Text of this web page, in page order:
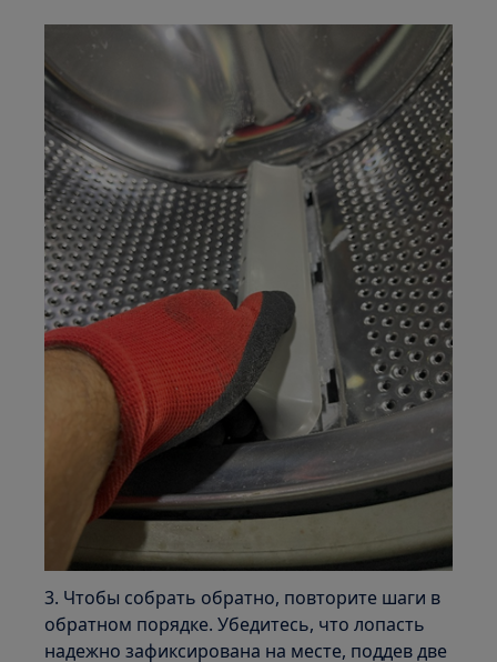
3. Чтобы собрать обратно, повторите шаги в
обратном порядке. Убедитесь, что лопасть
надежно зафиксирована на месте, поддев две